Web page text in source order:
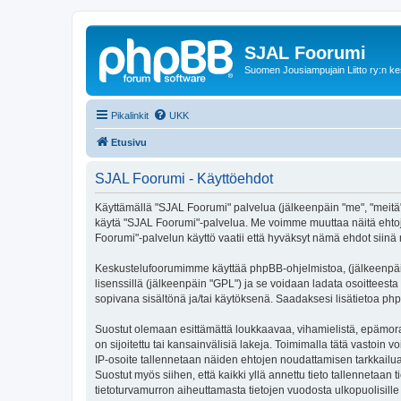
SJAL Foorumi
Suomen Jousiampujain Liitto ry:n
Pikalinkit UKK
Etusivu
SJAL Foorumi - Käyttöehdot
Käyttämällä "SJAL Foorumi" palvelua (jälkeenpäin "me",
käytä "SJAL Foorumi"-palvelua. Me voimme muuttaa näitä
Foorumi"-palvelun käyttö vaatii että hyväksyt nämä ehdot
Keskustelufoorumimme käyttää phpBB-ohjelmistoa,
lisenssillä (jälkeenpäin "GPL") ja se voidaan ladata osoitteesta
sopivana sisältönä ja/tai käytöksenä. Saadaksesi lisätietoa
Suostut olemaan esittämättä loukkaavaa, vihamielistä,
on sijoitettu tai kansainvälisiä lakeja. Toimimalla tätä vastoin
IP-osoite tallennetaan näiden ehtojen noudattamisen
Suostut myös siihen, että kaikki yllä annettu tieto
tietoturvamurron aiheuttamasta tietojen vuodosta ulkopuolisille